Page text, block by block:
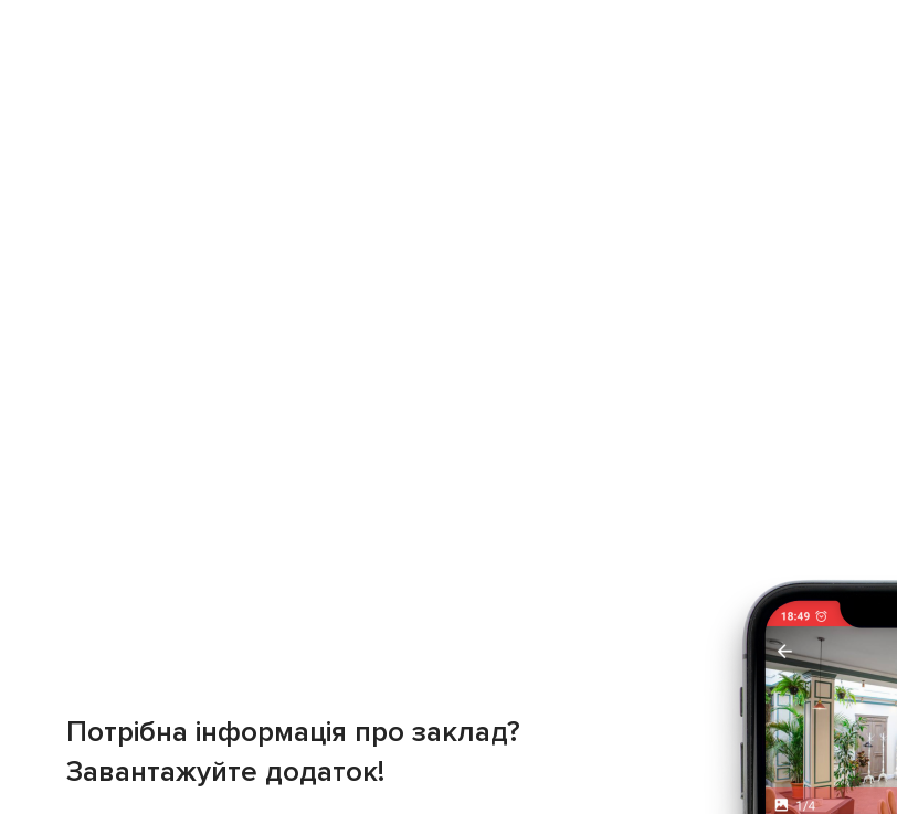
Потрібна інформація про заклад?
Завантажуйте додаток!